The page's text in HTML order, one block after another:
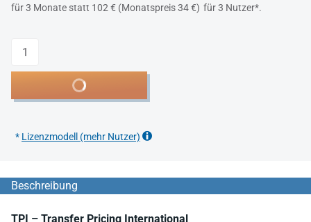
für 3 Monate statt 102 € (Monatspreis 34 €) für 3 Nutzer*.
Anzahl
In den Warenkorb
* Lizenzmodell (mehr Nutzer)
Beschreibung
TPI – Transfer Pricing International